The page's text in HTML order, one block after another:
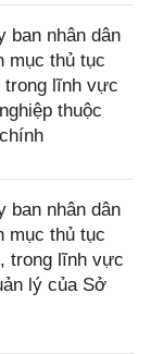
ban nhân dân
mục thủ tục
trong lĩnh vực
thuộc
ban nhân dân
mục thủ tục
trong lĩnh vực
lý của Sở